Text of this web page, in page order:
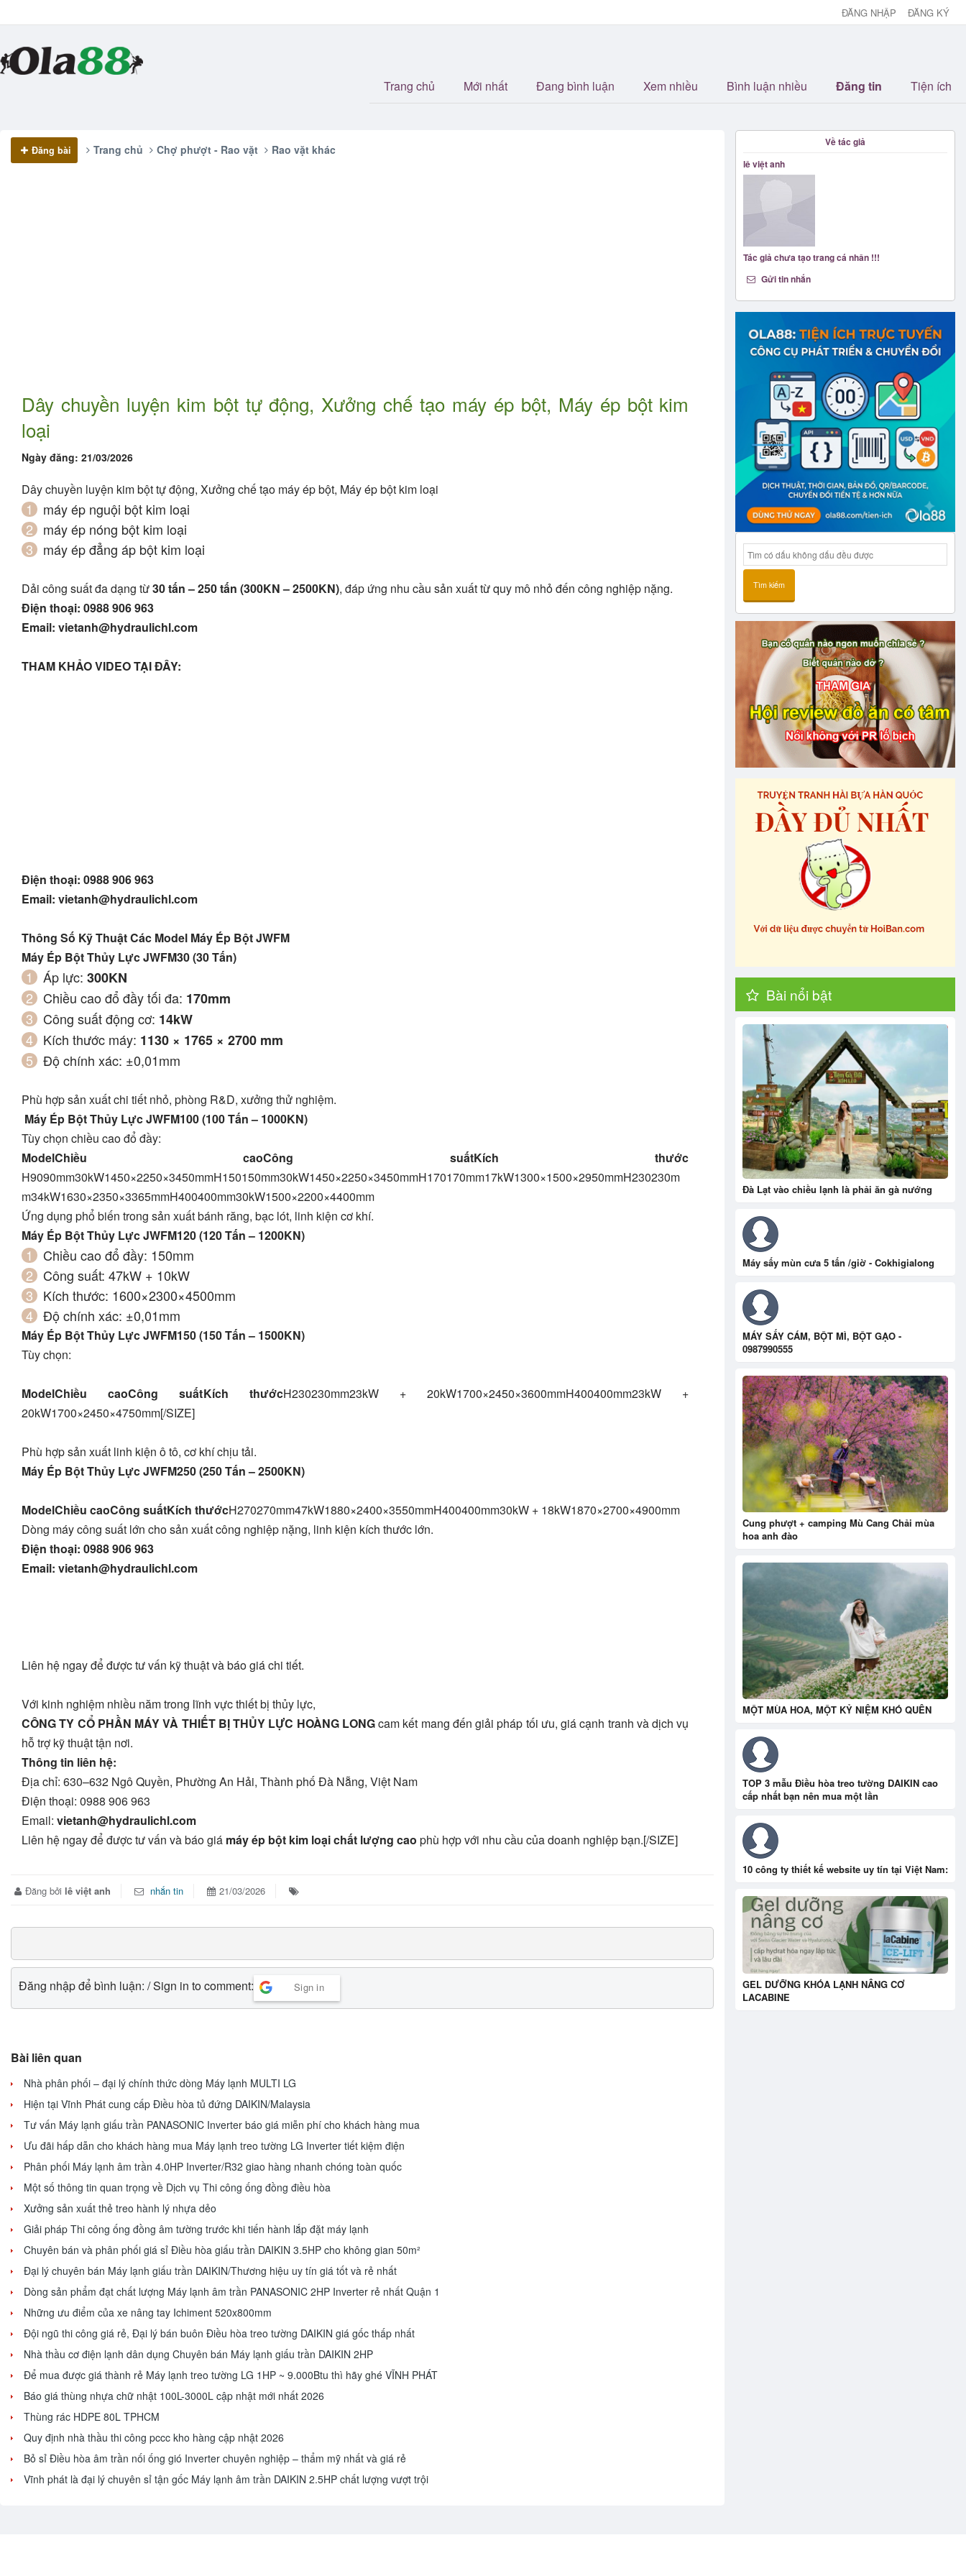
ĐĂNG NHẬP ĐĂNG KÝ
Trang chủ Mới nhất Đang bình luận Xem nhiều Bình luận nhiều Đăng tin Tiện ích
Đăng bài Trang chủ Chợ phượt - Rao vặt Rao vặt khác
Dây chuyền luyện kim bột tự động, Xưởng chế tạo máy ép bột, Máy ép bột kim
loại
Ngày đăng: 21/03/2026
Dây chuyền luyện kim bột tự động, Xưởng chế tạo máy ép bột, Máy ép bột kim loại
máy ép nguội bột kim loại
máy ép nóng bột kim loại
máy ép đẳng áp bột kim loại
Dải công suất đa dạng từ30 tấn – 250 tấn (300KN – 2500KN), đáp ứng nhu cầu sản xuất từ quy mô nhỏ đến công nghiệp nặng.
Điện thoại: 0988 906 963
Email: vietanh@hydraulichl.com
THAM KHẢO VIDEO TẠI ĐÂY:
Điện thoại: 0988 906 963
Email: vietanh@hydraulichl.com
Thông Số Kỹ Thuật Các Model Máy Ép Bột JWFM
Máy Ép Bột Thủy Lực JWFM30 (30 Tấn)
Áp lực: 300KN
Chiều cao đổ đầy tối đa: 170mm
Công suất động cơ: 14kW
Kích thước máy: 1130 × 1765 × 2700 mm
Độ chính xác: ±0,01mm
Phù hợp sản xuất chi tiết nhỏ, phòng R&D, xưởng thử nghiệm.
Máy Ép Bột Thủy Lực JWFM100 (100 Tấn – 1000KN)
Tùy chọn chiều cao đổ đầy:
ModelChiều caoCông suấtKích thước
H9090mm30kW1450×2250×3450mmH150150mm30kW1450×2250×3450mmH170170mm17kW1300×1500×2950mmH230230m
m34kW1630×2350×3365mmH400400mm30kW1500×2200×4400mm
Ứng dụng phổ biến trong sản xuất bánh răng, bạc lót, linh kiện cơ khí.
Máy Ép Bột Thủy Lực JWFM120 (120 Tấn – 1200KN)
Chiều cao đổ đầy: 150mm
Công suất: 47kW + 10kW
Kích thước: 1600×2300×4500mm
Độ chính xác: ±0,01mm
Máy Ép Bột Thủy Lực JWFM150 (150 Tấn – 1500KN)
Tùy chọn:
ModelChiều caoCông suấtKích thước​H230230mm23kW + 20kW1700×2450×3600mmH400400mm23kW +
20kW1700×2450×4750mm[/SIZE]
Phù hợp sản xuất linh kiện ô tô, cơ khí chịu tải.
Máy Ép Bột Thủy Lực JWFM250 (250 Tấn – 2500KN)
ModelChiều caoCông suấtKích thước​H270270mm47kW1880×2400×3550mmH400400mm30kW + 18kW1870×2700×4900mm
Dòng máy công suất lớn cho sản xuất công nghiệp nặng, linh kiện kích thước lớn.
Điện thoại: 0988 906 963
Email: vietanh@hydraulichl.com
Liên hệ ngay để được tư vấn kỹ thuật và báo giá chi tiết.
Với kinh nghiệm nhiều năm trong lĩnh vực thiết bị thủy lực,
CÔNG TY CỔ PHẦN MÁY VÀ THIẾT BỊ THỦY LỰC HOÀNG LONGcam kết mang đến giải pháp tối ưu, giá cạnh tranh và dịch vụ
hỗ trợ kỹ thuật tận nơi.
Thông tin liên hệ:
Địa chỉ: 630–632 Ngô Quyền, Phường An Hải, Thành phố Đà Nẵng, Việt Nam
Điện thoại: 0988 906 963
Email: vietanh@hydraulichl.com
Liên hệ ngay để được tư vấn và báo giá máy ép bột kim loại chất lượng cao phù hợp với nhu cầu của doanh nghiệp bạn.[/SIZE]
Đăng bởi lê việt anh nhắn tin 21/03/2026
Đăng nhập để bình luận: / Sign in to comment: Sign in
Bài liên quan
Nhà phân phối – đại lý chính thức dòng Máy lạnh MULTI LG
Hiện tại Vĩnh Phát cung cấp Điều hòa tủ đứng DAIKIN/Malaysia
Tư vấn Máy lạnh giấu trần PANASONIC Inverter báo giá miễn phí cho khách hàng mua
Ưu đãi hấp dẫn cho khách hàng mua Máy lạnh treo tường LG Inverter tiết kiệm điện
Phân phối Máy lạnh âm trần 4.0HP Inverter/R32 giao hàng nhanh chóng toàn quốc
Một số thông tin quan trọng về Dịch vụ Thi công ống đồng điều hòa
Xưởng sản xuất thẻ treo hành lý nhựa dẻo
Giải pháp Thi công ống đồng âm tường trước khi tiến hành lắp đặt máy lạnh
Chuyên bán và phân phối giá sỉ Điều hòa giấu trần DAIKIN 3.5HP cho không gian 50m²
Đại lý chuyên bán Máy lạnh giấu trần DAIKIN/Thương hiệu uy tín giá tốt và rẻ nhất
Dòng sản phẩm đạt chất lượng Máy lạnh âm trần PANASONIC 2HP Inverter rẻ nhất Quận 1
Những ưu điểm của xe nâng tay Ichiment 520x800mm
Đội ngũ thi công giá rẻ, Đại lý bán buôn Điều hòa treo tường DAIKIN giá gốc thấp nhất
Nhà thầu cơ điện lạnh dân dụng Chuyên bán Máy lạnh giấu trần DAIKIN 2HP
Để mua được giá thành rẻ Máy lạnh treo tường LG 1HP ~ 9.000Btu thì hãy ghé VĨNH PHÁT
Báo giá thùng nhựa chữ nhật 100L-3000L cập nhật mới nhất 2026
Thùng rác HDPE 80L TPHCM
Quy định nhà thầu thi công pccc kho hàng cập nhật 2026
Bỏ sỉ Điều hòa âm trần nối ống gió Inverter chuyên nghiệp – thẩm mỹ nhất và giá rẻ
Vĩnh phát là đại lý chuyên sỉ tận gốc Máy lạnh âm trần DAIKIN 2.5HP chất lượng vượt trội
Về tác giả
lê việt anh
Tác giả chưa tạo trang cá nhân !!!
Gửi tin nhắn
Tìm kiếm
Bài nổi bật
Đà Lạt vào chiều lạnh là phải ăn gà nướng
Máy sấy mùn cưa 5 tấn /giờ - Cokhigialong
MÁY SẤY CÁM, BỘT MÌ, BỘT GẠO -
0987990555
Cung phượt + camping Mù Cang Chải mùa
hoa anh đào
MỘT MÙA HOA, MỘT KỶ NIỆM KHÓ QUÊN
TOP 3 mẫu Điều hòa treo tường DAIKIN cao
cấp nhất bạn nên mua một lần
10 công ty thiết kế website uy tín tại Việt Nam:
GEL DƯỠNG KHÓA LẠNH NÂNG CƠ
LACABINE